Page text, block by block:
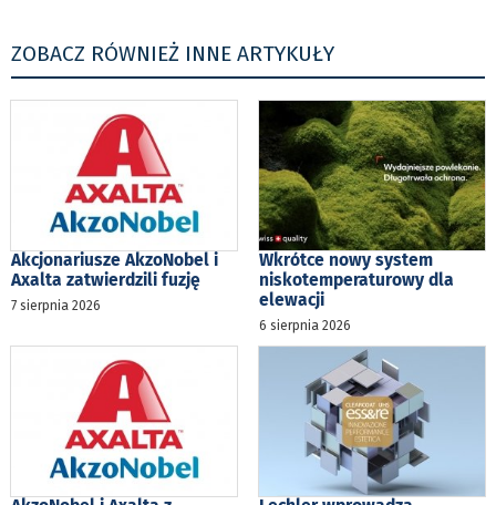
ZOBACZ RÓWNIEŻ INNE ARTYKUŁY
Akcjonariusze AkzoNobel i
Axalta zatwierdzili fuzję
7 sierpnia 2026
Wkrótce nowy system
niskotemperaturowy dla
elewacji
6 sierpnia 2026